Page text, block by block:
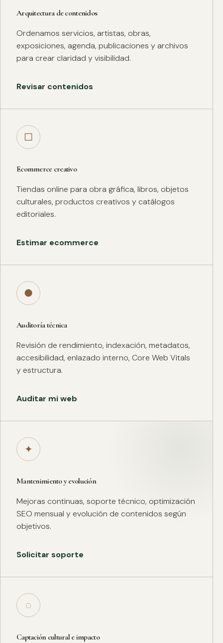
Arquitectura de contenidos
Ordenamos servicios, artistas, obras,
exposiciones, agenda, publicaciones y archivos
para crear claridad y visibilidad.
Revisar contenidos
□
Ecommerce creativo
Tiendas online para obra gráfica, libros, objetos
culturales, productos creativos y catálogos
editoriales.
Estimar ecommerce
●
Auditoría técnica
Revisión de rendimiento, indexación, metadatos,
accesibilidad, enlazado interno, Core Web Vitals
y estructura.
Auditar mi web
✦
Mantenimiento y evolución
Mejoras continuas, soporte técnico, optimización
SEO mensual y evolución de contenidos según
objetivos.
Solicitar soporte
◌
Captación cultural e impacto